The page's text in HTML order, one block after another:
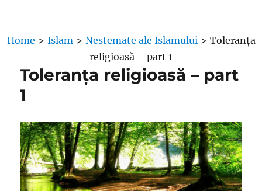
Home > Islam > Nestemate ale Islamului > Toleranța
religioasă – part 1
Toleranța religioasă – part
1